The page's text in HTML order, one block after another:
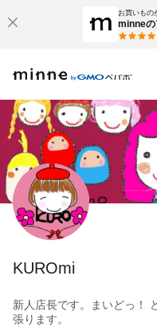
お買いもの
minneの
KUROmi
新人店長です。まいどっ！
張ります。